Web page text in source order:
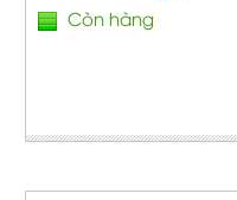
Còn hàng